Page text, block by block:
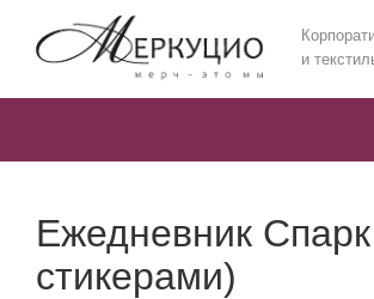
и
Ежедневник
стикерами)